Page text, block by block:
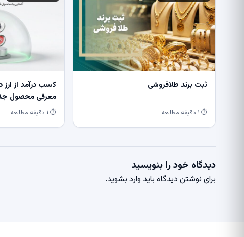
ثبت برند طلافروشی
⏱ ۱ دقیقه مطالعه
کسب درآمد از
معرفی محصول
⏱ ۱ دقیقه مطالعه
دیدگاه خود را بنویسید
برای نوشتن دیدگاه باید وارد بشوید.